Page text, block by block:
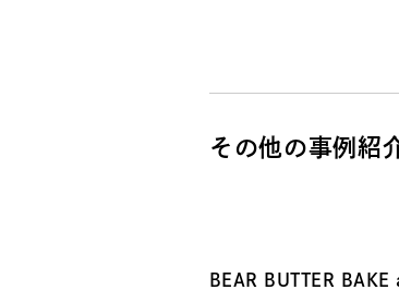
その他の事例紹
BEAR BUTTER